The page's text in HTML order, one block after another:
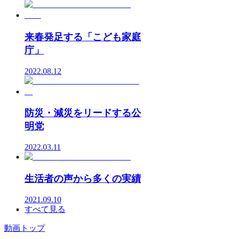
来春発足する「こども家庭
庁」
2022.08.12
防災・減災をリードする公
明党
2022.03.11
生活者の声から多くの実績
2021.09.10
すべて見る
動画トップ